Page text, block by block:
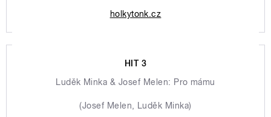
holkytonk.cz
HIT 3
Luděk Minka & Josef Melen: Pro mámu
(Josef Melen, Luděk Minka)